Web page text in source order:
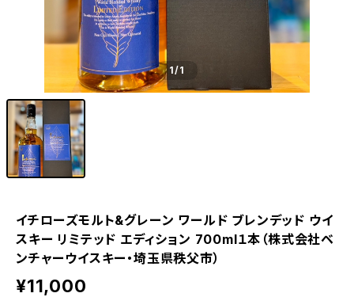
1/1
イチローズモルト&グレーン ワールド ブレンデッド ウイ
スキー リミテッド エディション 700ml１本（株式会社ベ
ンチャーウイスキー・埼玉県秩父市）
¥11,000